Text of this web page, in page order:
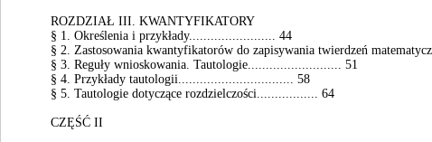
ROZDZIAŁ III. KWANTYFIKATORY
§ 1. Określenia i przykłady........................ 44
§ 2. Zastosowania kwantyfikatorów do zapisywania twierdzeń
§ 3. Reguły wnioskowania. Tautologie.......................... 51
§ 4. Przykłady tautologii................................ 58
§ 5. Tautologie dotyczące rozdzielczości................. 64
CZĘŚĆ II